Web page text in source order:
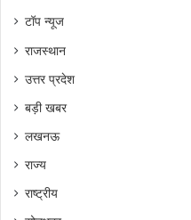
टॉप न्यूज
राजस्थान
उत्तर प्रदेश
बड़ी खबर
लखनऊ
राज्य
राष्ट्रीय